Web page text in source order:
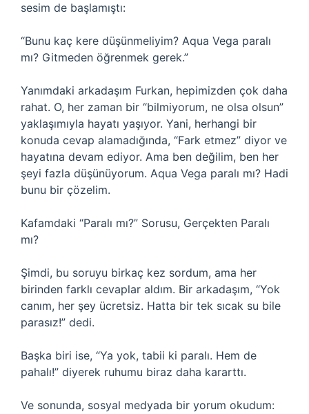
sesim de başlamıştı:
“Bunu kaç kere düşünmeliyim? Aqua Vega paralı
mı? Gitmeden öğrenmek gerek.”
Yanımdaki arkadaşım Furkan, hepimizden çok daha
rahat. O, her zaman bir “bilmiyorum, ne olsa olsun”
yaklaşımıyla hayatı yaşıyor. Yani, herhangi bir
konuda cevap alamadığında, “Fark etmez” diyor ve
hayatına devam ediyor. Ama ben değilim, ben her
şeyi fazla düşünüyorum. Aqua Vega paralı mı? Hadi
bunu bir çözelim.
Kafamdaki “Paralı mı?” Sorusu, Gerçekten Paralı
mı?
Şimdi, bu soruyu birkaç kez sordum, ama her
birinden farklı cevaplar aldım. Bir arkadaşım, “Yok
canım, her şey ücretsiz. Hatta bir tek sıcak su bile
parasız!” dedi.
Başka biri ise, “Ya yok, tabii ki paralı. Hem de
pahalı!” diyerek ruhumu biraz daha kararttı.
Ve sonunda, sosyal medyada bir yorum okudum: